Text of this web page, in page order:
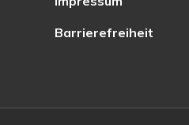
Barrierefreiheit